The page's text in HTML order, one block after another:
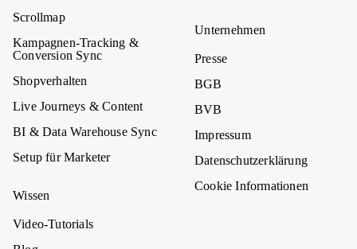
Scrollmap
Kampagnen-Tracking &
Conversion Sync
Shopverhalten
Live Journeys & Content
BI & Data Warehouse Sync
Setup für Marketer
Wissen
Video-Tutorials
Unternehmen
Presse
BGB
BVB
Impressum
Datenschutzerklärung
Cookie Informationen